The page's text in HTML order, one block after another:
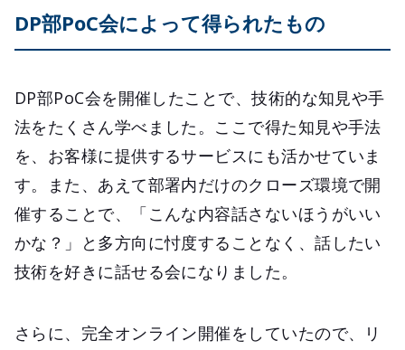
DP部PoC会によって得られたもの
DP部PoC会を開催したことで、技術的な知見や手
法をたくさん学べました。ここで得た知見や手法
を、お客様に提供するサービスにも活かせていま
す。また、あえて部署内だけのクローズ環境で開
催することで、「こんな内容話さないほうがいい
かな？」と多方向に忖度することなく、話したい
技術を好きに話せる会になりました。
さらに、完全オンライン開催をしていたので、リ